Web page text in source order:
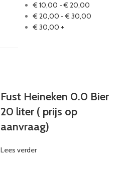
€ 10,00 -€ 20,00
€ 20,00 -€ 30,00
€ 30,00 +
Fust Heineken 0.0 Bier
20 liter ( prijs op
aanvraag)
Lees verder